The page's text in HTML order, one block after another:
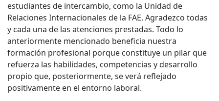
estudiantes de intercambio, como la Unidad de
Relaciones Internacionales de la FAE. Agradezco todas
y cada una de las atenciones prestadas. Todo lo
anteriormente mencionado beneficia nuestra
formación profesional porque constituye un pilar que
refuerza las habilidades, competencias y desarrollo
propio que, posteriormente, se verá reflejado
positivamente en el entorno laboral.